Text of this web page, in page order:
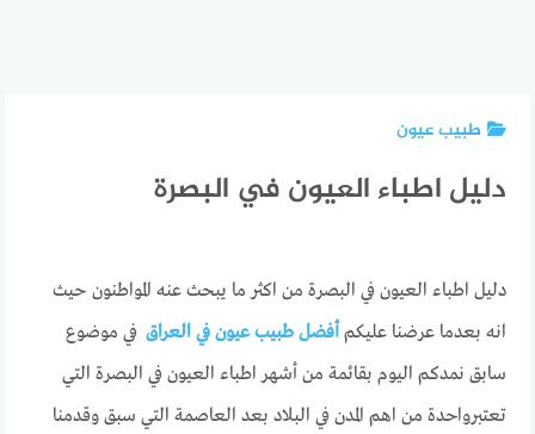
طبيب عيون
دليل اطباء العيون في البصرة
دليل اطباء العيون في البصرة من اكثر ما يبحث عنه المواطنون حيث
انه بعدما عرضنا عليكمأفضل طبيب عيون في العراق في موضوع
سابق نمدكم اليوم بقائمة من أشهر اطباء العيون في البصرة التي
تعتبرواحدة من اهم المدن في البلاد بعد العاصمة التي سبق وقدمنا